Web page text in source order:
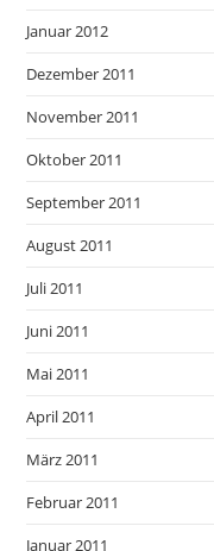
Januar 2012
Dezember 2011
November 2011
Oktober 2011
September 2011
August 2011
Juli 2011
Juni 2011
Mai 2011
April 2011
März 2011
Februar 2011
Januar 2011